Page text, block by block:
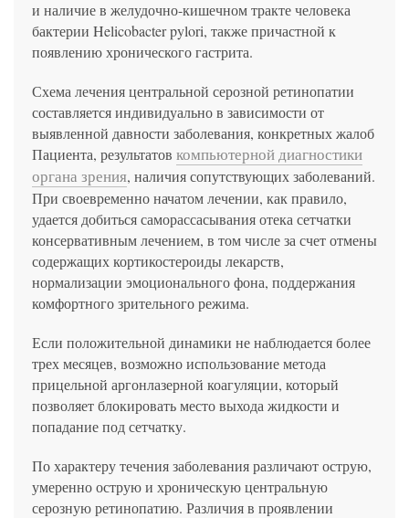
и наличие в желудочно-кишечном тракте человека
бактерии Helicobacter pylori, также причастной к
появлению хронического гастрита.
Схема лечения центральной серозной ретинопатии
составляется индивидуально в зависимости от
выявленной давности заболевания, конкретных жалоб
Пациента, результатов компьютерной диагностики
органа зрения, наличия сопутствующих заболеваний.
При своевременно начатом лечении, как правило,
удается добиться саморассасывания отека сетчатки
консервативным лечением, в том числе за счет отмены
содержащих кортикостероиды лекарств,
нормализации эмоционального фона, поддержания
комфортного зрительного режима.
Если положительной динамики не наблюдается более
трех месяцев, возможно использование метода
прицельной аргонлазерной коагуляции, который
позволяет блокировать место выхода жидкости и
попадание под сетчатку.
По характеру течения заболевания различают острую,
умеренно острую и хроническую центральную
серозную ретинопатию. Различия в проявлении